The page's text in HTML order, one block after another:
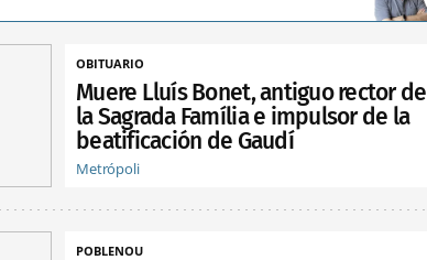
OBITUARIO
Muere Lluís Bonet, antiguo rector de
la Sagrada Família e impulsor de la
beatificación de Gaudí
Metrópoli
POBLENOU